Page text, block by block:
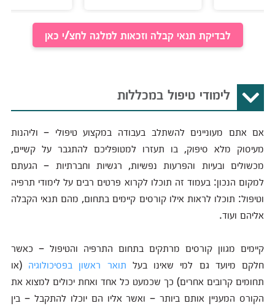
לבדיקת תנאי קבלה וזכאות למלגה לחצ/י כאן
לימודי טיפול במכללות
אם אתם מעוניינים להשתלב בעבודה במקצוע טיפולי – וליהנות
מעיסוק מלא סיפוק, בו תעזרו למטופליכם להתגבר על קשיים,
מכשולים ובעיות והפרעות נפשיות, רגשיות וחברתיות – הגעתם
למקום הנכון: בעמוד זה תוכלו לקרוא פרטים רבים על לימודי תרפיה
וטיפול: תוכלו לראות אילו קורסים קיימים בתחום, מהם תנאי הקבלה
אליהם ועוד.
קיימים מגוון קורסים מרתקים בתחום התרפיה והטיפול – כאשר
חלקם מיועד גם למי שאינו בעל תואר ראשון בפסיכולוגיה (או
תחומים קרובים אחרים) כך שכמעט כל אחד ואחת יכולים למצוא את
הקורס המעניין אותם ביותר – ואשר אליו הם יוכלו להתקבל – בין